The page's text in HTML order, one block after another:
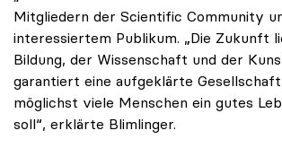
Mitgliedern der Scientific Community
interessiertem Publikum. „Die Zukunft
Bildung, der Wissenschaft und der
garantiert eine aufgeklärte
möglichst viele Menschen ein gutes
soll“, erklärte Blimlinger.